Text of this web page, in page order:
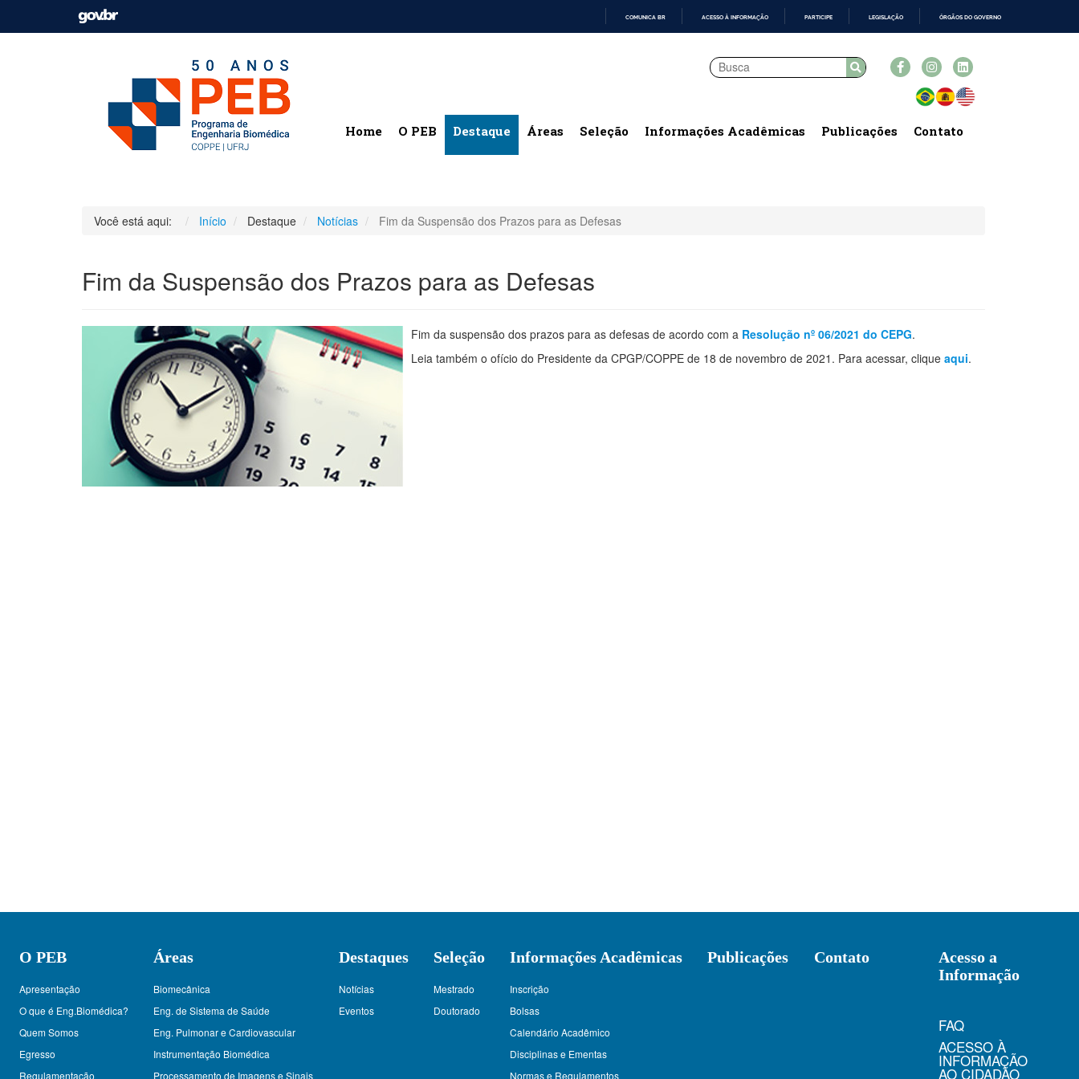
COMUNICA BR ACESSO À INFORMAÇÃO PARTICIPE LEGISLAÇÃO ÓRGÃOS DO GOVERNO
Home O PEB Destaque Áreas Seleção Informações Acadêmicas Publicações Contato
Você está aqui: Início Destaque Notícias Fim da Suspensão dos Prazos para as Defesas
Fim da Suspensão dos Prazos para as Defesas
Fim da suspensão dos prazos para as defesas de acordo com a Resolução nº 06/2021 do CEPG.
Leia também o ofício do Presidente da CPGP/COPPE de 18 de novembro de 2021. Para acessar, clique aqui.
O PEB
Apresentação
O que é Eng.Biomédica?
Quem Somos
Egresso
Regulamentação
Áreas
Biomecânica
Eng. de Sistema de Saúde
Eng. Pulmonar e Cardiovascular
Instrumentação Biomédica
Processamento de Imagens e Sinais
Destaques
Notícias
Eventos
Seleção
Mestrado
Doutorado
Informações Acadêmicas
Inscrição
Bolsas
Calendário Acadêmico
Disciplinas e Ementas
Normas e Regulamentos
Publicações Contato
Acesso a
Informação
FAQ
ACESSO À
INFORMAÇÃO
AO CIDADÃO